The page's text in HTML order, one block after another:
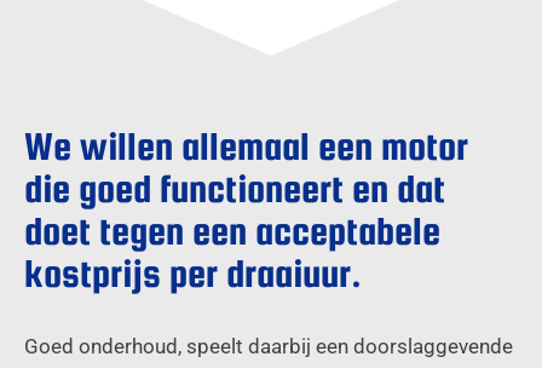
We willen allemaal een motor
die goed functioneert en dat
doet tegen een acceptabele
kostprijs per draaiuur.
Goed onderhoud, speelt daarbij een doorslaggevende